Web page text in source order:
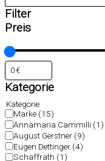
Filter
Preis
Kategorie
Kategorie
Marke (15)
Annamaria Cammilli (1)
August Gerstner (9)
Eugen Dettinger (4)
Schaffrath (1)